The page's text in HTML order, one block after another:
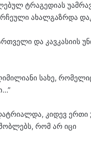
ტრა­გე­დი­ას
ახალ­გაზ­რდა
და კავ­კა­სი­ის
სახე,
კი­დევ ერთი
რომ არ იცი